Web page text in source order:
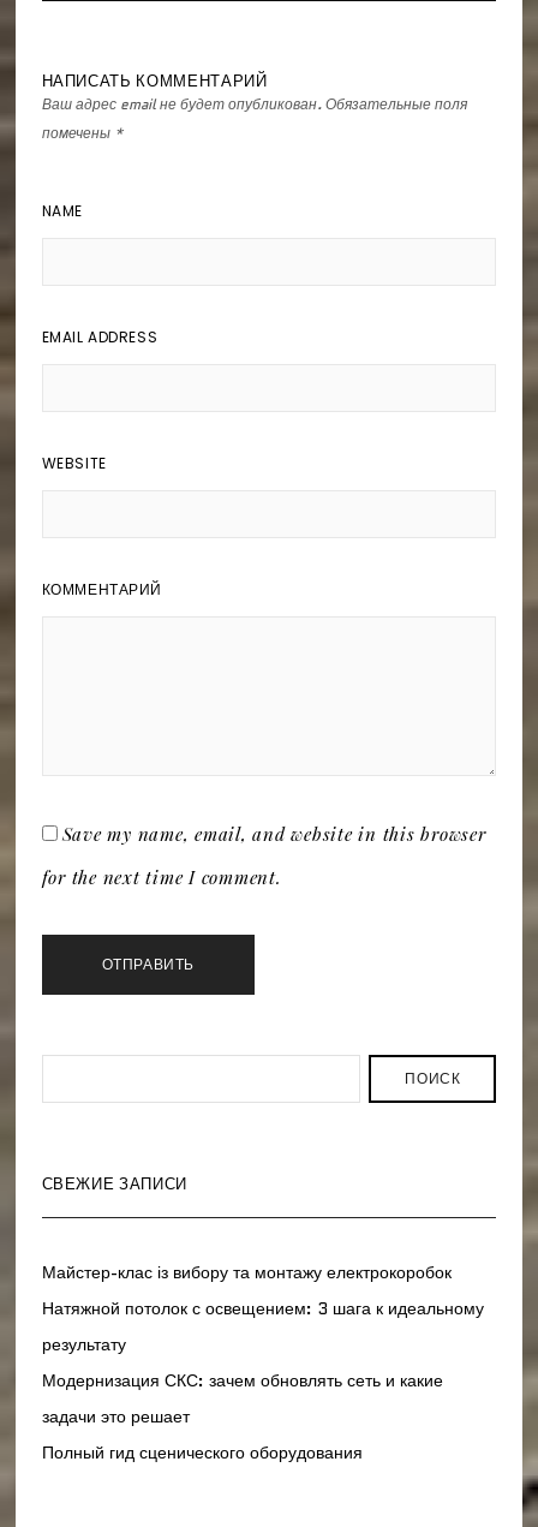
НАПИСАТЬ КОММЕНТАРИЙ
Ваш адрес email не будет опубликован. Обязательные поля
помечены *
NAME
EMAIL ADDRESS
WEBSITE
КОММЕНТАРИЙ
Save my name, email, and website in this browser
for the next time I comment.
ПОИСК
СВЕЖИЕ ЗАПИСИ
Майстер-клас із вибору та монтажу електрокоробок
Натяжной потолок с освещением: 3 шага к идеальному
результату
Модернизация СКС: зачем обновлять сеть и какие
задачи это решает
Полный гид сценического оборудования